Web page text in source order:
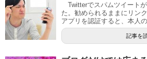
Twitterでスパムツイート
た。勧められるままにリン
アプリを認証すると、本人
記事を